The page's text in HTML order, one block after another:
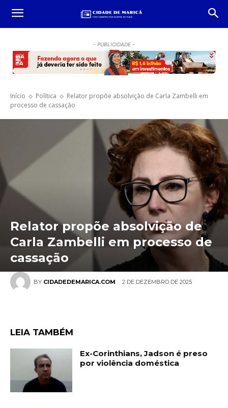
- PUBLICIDADE -
Início Política
Relator propõe absolvição de Carla Zambelli em
processo de cassação
BY CIDADEDEMARICA.COM 2 DE DEZEMBRO DE 2025
Relator propõe absolvição de
Carla Zambelli em processo de
cassação
LEIA TAMBÉM
Ex-Corinthians, Jadson é preso
por violência doméstica